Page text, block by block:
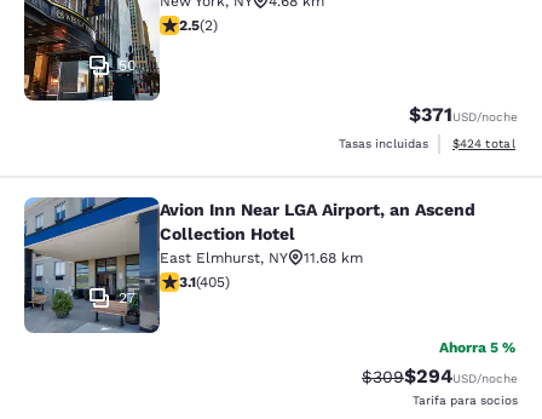
50
Calificación de 2.5 estrellas. Razonable. 2 reseñas
2.5(2)
$371USD/noche
Tasas incluidas
Ver detalles
$424 total
Avion Inn Near LGA Airport, an
27
Avion Inn Near LGA Airport, an Ascend
Collection Hotel
East Elmhurst, NY
11.68 km
Calificación de 3.14 estrellas. Bueno. 405 reseñas
3.1(405)
Ahorra 5 %
Tarifa tachada:
$309Tarifa reducida:
$294USD/noche
Tarifa para socios